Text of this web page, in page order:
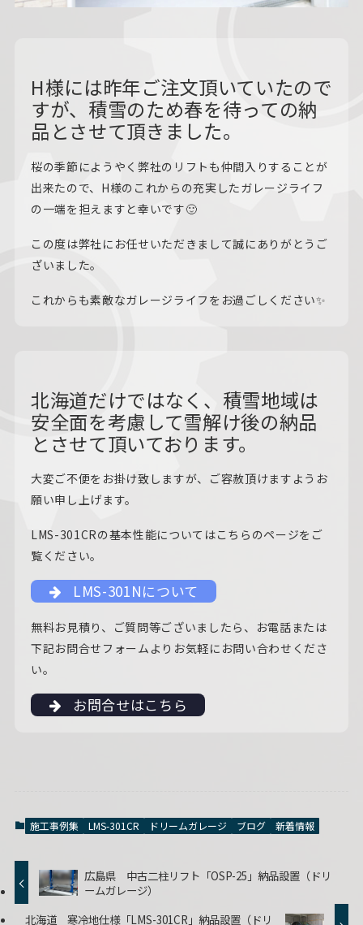
H様には昨年ご注文頂いていたので
すが、積雪のため春を待っての納
品とさせて頂きました。
桜の季節にようやく弊社のリフトも仲間入りすることが
出来たので、H様のこれからの充実したガレージライフ
の一端を担えますと幸いです🙂
この度は弊社にお任せいただきまして誠にありがとうご
ざいました。
これからも素敵なガレージライフをお過ごしください✨
北海道だけではなく、積雪地域は
安全面を考慮して雪解け後の納品
とさせて頂いております。
大変ご不便をお掛け致しますが、ご容赦頂けますようお
願い申し上げます。
LMS-301CRの基本性能についてはこちらのページをご
覧ください。
LMS-301Nについて
無料お見積り、ご質問等ございましたら、お電話または
下記お問合せフォームよりお気軽にお問い合わせくださ
い。
お問合せはこちら
施工事例集 LMS-301CR ドリームガレージ ブログ 新着情報
広島県 中古二柱リフト「OSP-25」納品設置（ドリ
ームガレージ）
北海道 寒冷地仕様「LMS-301CR」納品設置（ドリ